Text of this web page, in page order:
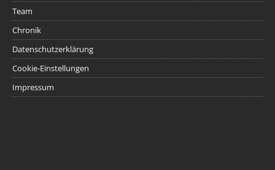
Team
Chronik
Datenschutzerklärung
Cookie-Einstellungen
Impressum